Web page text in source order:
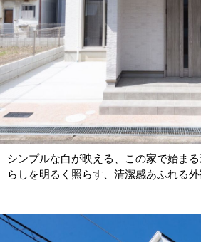
シンプルな白が映える、この家で始ま
らしを明るく照らす、清潔感あふれる外